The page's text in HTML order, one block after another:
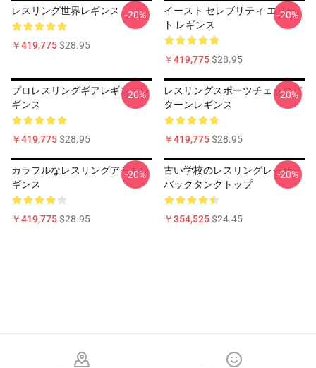
レスリング世界レギンス
￥419,775$28.95
-20%
イースト セレブリティ エリー
ト レギンス
￥419,775$28.95
-20%
プロレスリングギアレギンスレ
ギンス
￥419,775$28.95
-20%
レスリングスポーツチェックパ
ターンレギンス
￥419,775$28.95
-20%
カラフルなレスリングアートレ
ギンス
￥419,775$28.95
-20%
古い学校のレスリングレーサー
バックタンクトップ
￥354,525$24.45
-20%